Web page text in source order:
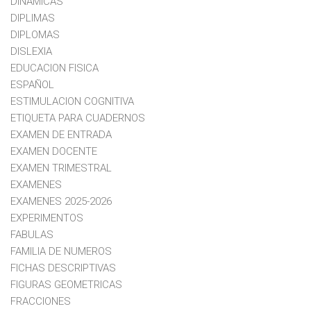
DIPLIMAS
DIPLOMAS
DISLEXIA
EDUCACION FISICA
ESPAÑOL
ESTIMULACION COGNITIVA
ETIQUETA PARA CUADERNOS
EXAMEN DE ENTRADA
EXAMEN DOCENTE
EXAMEN TRIMESTRAL
EXAMENES
EXAMENES 2025-2026
EXPERIMENTOS
FABULAS
FAMILIA DE NUMEROS
FICHAS DESCRIPTIVAS
FIGURAS GEOMETRICAS
FRACCIONES